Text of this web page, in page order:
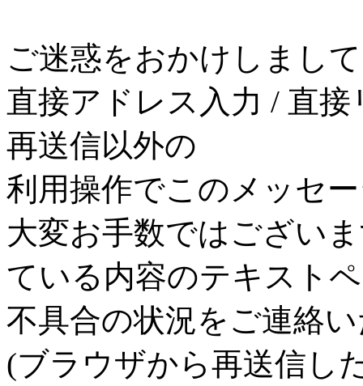
ご迷惑をおかけしまし
直接アドレス入力 / 直
再送信以外の
利用操作でこのメッセ
大変お手数ではござい
ている内容のテキスト
不具合の状況をご連絡
(ブラウザから再送信し